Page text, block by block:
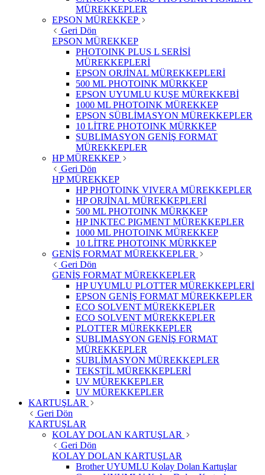
MÜREKKEPLER
EPSON MÜREKKEP
Geri Dön
EPSON MÜREKKEP
PHOTOINK PLUS L SERİSİ
MÜREKKEPLERİ
EPSON ORJİNAL MÜREKKEPLERİ
500 ML PHOTOINK MÜRKKEP
EPSON UYUMLU KUŞE MÜREKKEBİ
1000 ML PHOTOINK MÜREKKEP
EPSON SÜBLİMASYON MÜREKKEPLER
10 LİTRE PHOTOINK MÜRKKEP
SUBLIMASYON GENİŞ FORMAT
MÜREKKEPLER
HP MÜREKKEP
Geri Dön
HP MÜREKKEP
HP PHOTOINK VIVERA MÜREKKEPLER
HP ORJİNAL MÜREKKEPLERİ
500 ML PHOTOINK MÜRKKEP
HP INKTEC PIGMENT MÜREKKEPLER
1000 ML PHOTOINK MÜREKKEP
10 LİTRE PHOTOINK MÜRKKEP
GENİŞ FORMAT MÜREKKEPLER
Geri Dön
GENİŞ FORMAT MÜREKKEPLER
HP UYUMLU PLOTTER MÜREKKEPLERİ
EPSON GENİŞ FORMAT MÜREKKEPLER
ECO SOLVENT MÜREKKEPLER
ECO SOLVENT MÜREKKEPLER
PLOTTER MÜREKKEPLER
SUBLIMASYON GENİŞ FORMAT
MÜREKKEPLER
SUBLİMASYON MÜREKKEPLER
TEKSTİL MÜREKKEPLERİ
UV MÜREKKEPLER
UV MÜREKKEPLER
KARTUŞLAR
Geri Dön
KARTUŞLAR
KOLAY DOLAN KARTUŞLAR
Geri Dön
KOLAY DOLAN KARTUŞLAR
Brother UYUMLU Kolay Dolan Kartuşlar